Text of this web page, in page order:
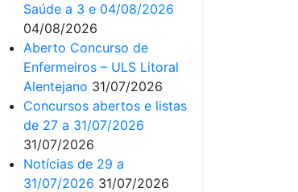
Saúde a 3 e 04/08/2026
04/08/2026
Aberto Concurso de
Enfermeiros – ULS Litoral
Alentejano 31/07/2026
Concursos abertos e listas
de 27 a 31/07/2026
31/07/2026
Notícias de 29 a
31/07/2026 31/07/2026